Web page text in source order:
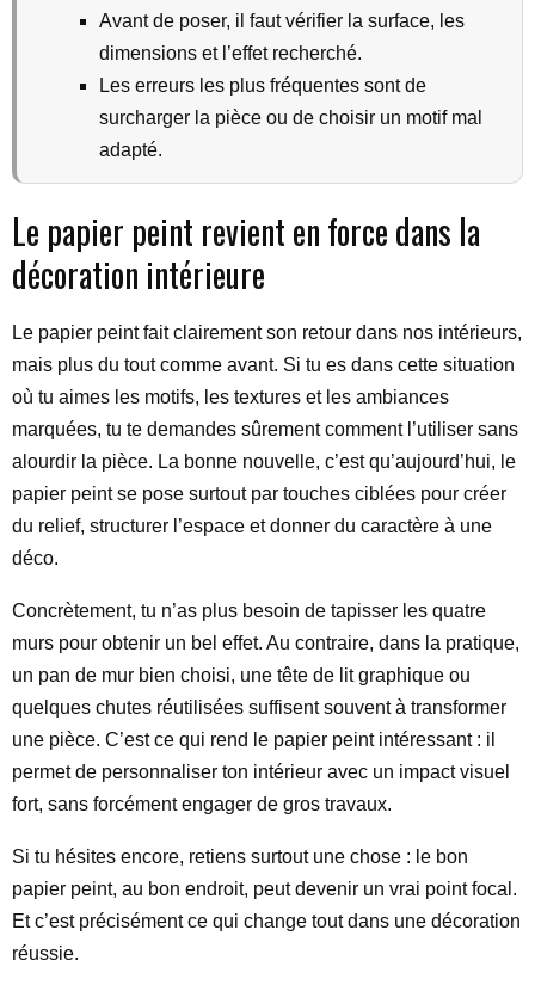
Avant de poser, il faut vérifier la surface, les
dimensions et l’effet recherché.
Les erreurs les plus fréquentes sont de
surcharger la pièce ou de choisir un motif mal
adapté.
Le papier peint revient en force dans la
décoration intérieure
Le papier peint fait clairement son retour dans nos intérieurs,
mais plus du tout comme avant. Si tu es dans cette situation
où tu aimes les motifs, les textures et les ambiances
marquées, tu te demandes sûrement comment l’utiliser sans
alourdir la pièce. La bonne nouvelle, c’est qu’aujourd’hui, le
papier peint se pose surtout par touches ciblées pour créer
du relief, structurer l’espace et donner du caractère à une
déco.
Concrètement, tu n’as plus besoin de tapisser les quatre
murs pour obtenir un bel effet. Au contraire, dans la pratique,
un pan de mur bien choisi, une tête de lit graphique ou
quelques chutes réutilisées suffisent souvent à transformer
une pièce. C’est ce qui rend le papier peint intéressant : il
permet de personnaliser ton intérieur avec un impact visuel
fort, sans forcément engager de gros travaux.
Si tu hésites encore, retiens surtout une chose : le bon
papier peint, au bon endroit, peut devenir un vrai point focal.
Et c’est précisément ce qui change tout dans une décoration
réussie.